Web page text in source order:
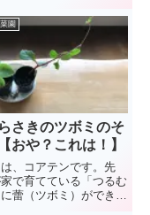
ちる原因と対策とは？
屋外の寒さで葉っぱが
っていたためで、効果が
室内に入れたことで...
園
さきのツボミのそ
おや？これは！】
、コアテンです。先
で育てている「つるむ
蕾（ツボミ）ができて